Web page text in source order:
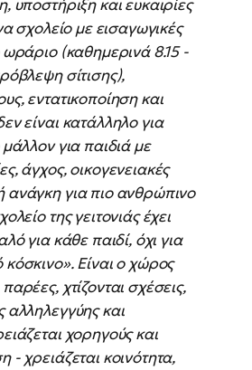
υποστήριξη και ευκαιρίες
σχολείο με εισαγωγικές
ωράριο (καθημερινά 8.15 -
σίτισης),
εντατικοποίηση και
είναι κατάλληλο για
για παιδιά με
άγχος, οικογενειακές
για πιο ανθρώπινο
της γειτονιάς έχει
για κάθε παιδί, όχι για
Είναι ο χώρος
χτίζονται σχέσεις,
αλληλεγγύης και
χορηγούς και
- χρειάζεται κοινότητα,